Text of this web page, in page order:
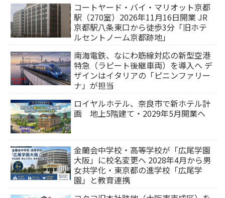
コートヤード・バイ・マリオット京都
駅（270室）2026年11月16日開業 JR
京都駅八条東口から徒歩3分「旧ホテ
ルセントノーム京都跡地」
南海電鉄、なにわ筋線対応の新型空港
特急（ラピート後継車両）を導入へ デ
ザインはイタリアの「ピニンファリー
ナ」が担当
ロイヤルホテル、奈良市で新ホテル計
画 地上5階建て・2029年5月開業へ
金蘭会中学校・高等学校が「広尾学園
大阪」に校名変更へ 2028年4月から男
女共学化・東京都の進学校「広尾学
園」と教育連携